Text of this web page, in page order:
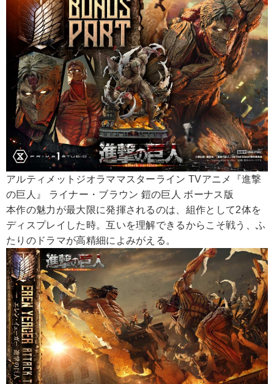
アルティメットジオラママスターライン TVアニメ『進撃
の巨人』 ライナー・ブラウン 鎧の巨人 ボーナス版
本作の魅力が最大限に発揮されるのは、組作として2体を
ディスプレイした時。互いを理解できるからこそ戦う、ふ
たりのドラマが高精細によみがえる。